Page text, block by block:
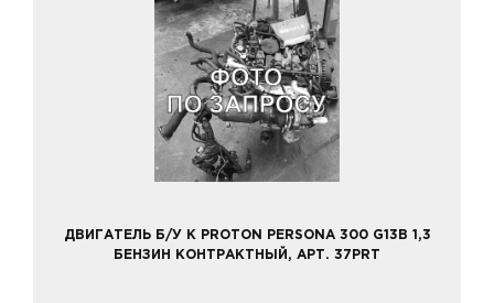
ДВИГАТЕЛЬ Б/У К PROTON PERSONA 300 G13B 1,3
БЕНЗИН КОНТРАКТНЫЙ, АРТ. 37PRT